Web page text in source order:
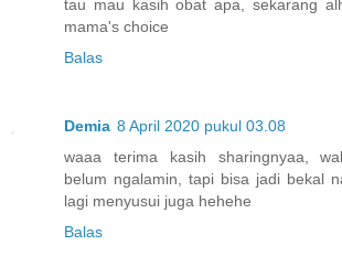
tau mau kasih obat apa, sekarang
mama's choice
Balas
Demia 8 April 2020 pukul 03.08
waaa terima kasih sharingnyaa,
belum ngalamin, tapi bisa jadi bekal
lagi menyusui juga hehehe
Balas